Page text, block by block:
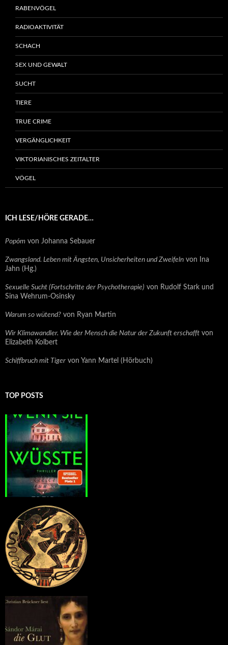
RABENVÖGEL
RADIOAKTIVITÄT
SCHACH
SEX UND GEWALT
SUCHT
TIERE
TRUE CRIME
VERGÄNGLICHKEIT
VIKTORIANISCHES ZEITALTER
VÖGEL
ICH LESE/HÖRE GERADE…
Popóm von Johanna Sebauer
Zwangsland. Leben mit Ängsten, Unsicherheiten und Zweifeln von Ina
Jahn (Hg.)
Sexuelle Sucht (Fortschritte der Psychotherapie) von Rudolf Stark und
Sina Wehrum-Osinsky
Warum so wütend? von Ryan Martin
Wir Klimawandler. Wie der Mensch die Natur der Zukunft erschafft von
Elizabeth Kolbert
Schiffbruch mit Tiger von Yann Martel (Hörbuch)
TOP POSTS